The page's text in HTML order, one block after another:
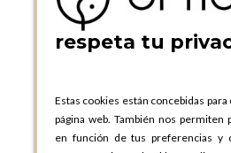
Teléfono:
+34 935
OPTIONS BARCELONA
ESPAñA
Teléfono:+34 935
respeta tu
Estas cookies están concebidas
página web. También nos permiten
en función de tus preferencias y